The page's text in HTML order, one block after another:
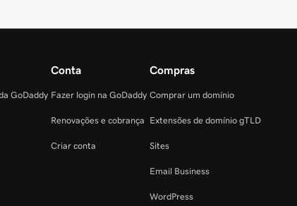
GoDaddy
Conta
Fazer login na GoDaddy
Renovações e cobrança
Criar conta
Compras
Comprar um domínio
Extensões de domínio gTLD
Sites
Email Business
WordPress